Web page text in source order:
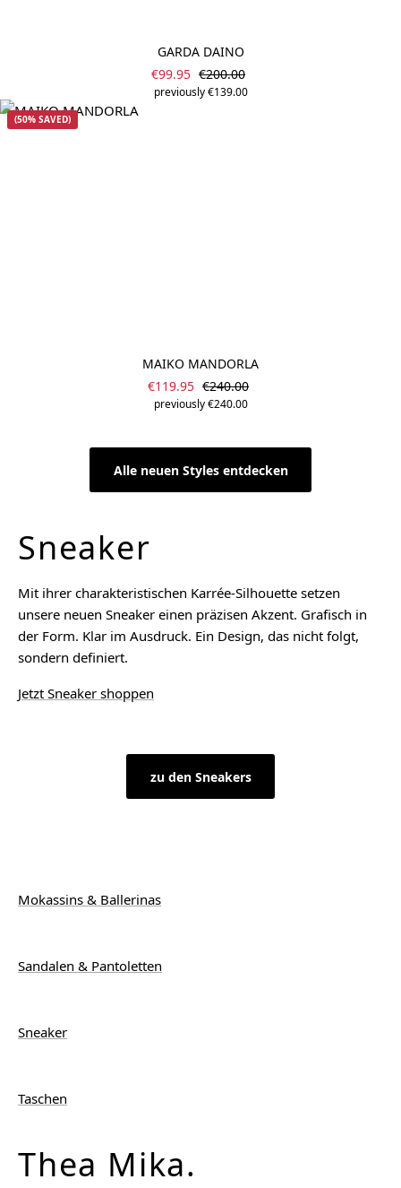
GARDA DAINO
Sale price:
€99.95 Regular price:
€200.00
previously €139.00
(50% SAVED)
MAIKO MANDORLA
Sale price:
€119.95 Regular price:
€240.00
previously €240.00
Alle neuen Styles entdecken
Sneaker
Mit ihrer charakteristischen Karrée-Silhouette setzen
unsere neuen Sneaker einen präzisen Akzent. Grafisch in
der Form. Klar im Ausdruck. Ein Design, das nicht folgt,
sondern definiert.
Jetzt Sneaker shoppen
zu den Sneakers
Mokassins & Ballerinas
Sandalen & Pantoletten
Sneaker
Taschen
Thea Mika.